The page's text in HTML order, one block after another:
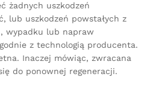
żadnych uszkodzeń
lub uszkodzeń powstałych z
wypadku lub napraw
z technologią producenta.
Inaczej mówiąc, zwracana
do ponownej regeneracji.